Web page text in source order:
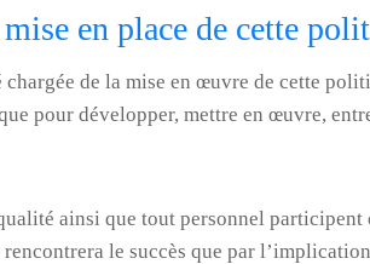
en place de cette
de la mise en œuvre de cette
pour développer, mettre en œuvre,
ainsi que tout personnel
le succès que par